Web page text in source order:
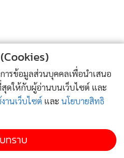
ยับเขยื้อนในการรับมือ แทบจะ
ายรังสิมันต์ กล่าว
เรื่องที่ต้องพูดคุยคือเรื่องคอล
ยายามเปิดแนวรบใหม่ๆไม่ใช่
เราต้องคิดว่าเรื่อง คอล
าสามารถ หยิบเอามาทำให้เป็นผล
ผลดีต่อประชาคมโลกโดยเรา
ารข้อมูลส่วนบุคคลเพื่อนำเสนอ
ดให้กับผู้อ่านบนเว็บไซต์ และ
านเว็บไซต์ และ นโยบายสิทธิ
ทราบ